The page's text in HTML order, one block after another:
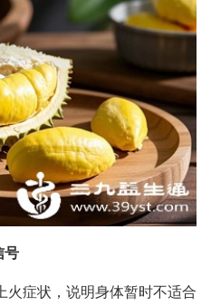
号
火症状，说明身体暂时不适合